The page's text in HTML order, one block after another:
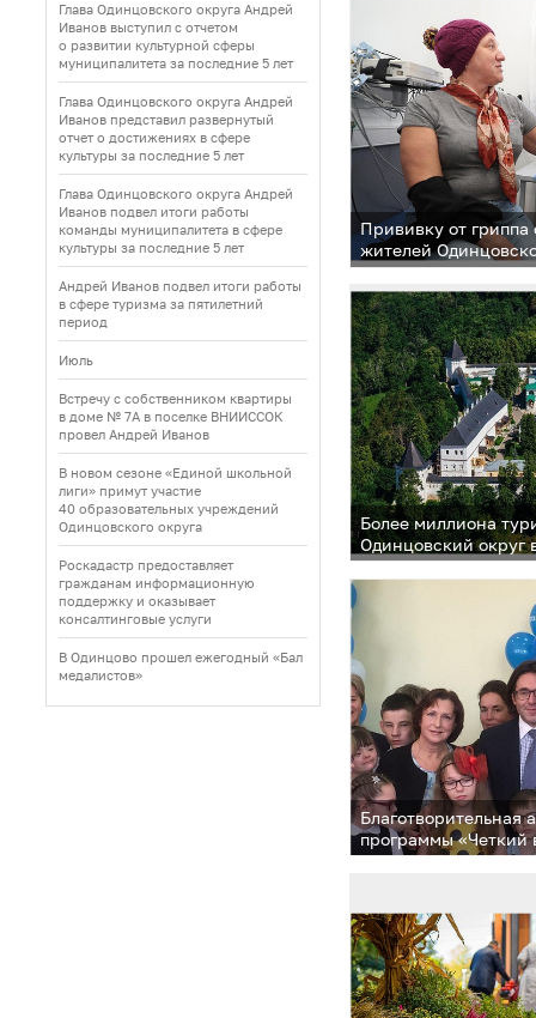
Глава Одинцовского округа Андрей
Иванов выступил с отчетом
о развитии культурной сферы
муниципалитета за последние 5 лет
Глава Одинцовского округа Андрей
Иванов представил развернутый
отчет о достижениях в сфере
культуры за последние 5 лет
Глава Одинцовского округа Андрей
Иванов подвел итоги работы
команды муниципалитета в сфере
культуры за последние 5 лет
Андрей Иванов подвел итоги работы
в сфере туризма за пятилетний
период
Июль
Встречу с собственником квартиры
в доме № 7А в поселке ВНИИССОК
провел Андрей Иванов
В новом сезоне «Единой школьной
лиги» примут участие
40 образовательных учреждений
Одинцовского округа
Роскадастр предоставляет
гражданам информационную
поддержку и оказывает
консалтинговые услуги
В Одинцово прошел ежегодный «Бал
медалистов»
Прививку от гриппа
жителей
Более миллиона
Одинцовский округ
Благотворительная
программы «Четкий
в школе «Гармония»